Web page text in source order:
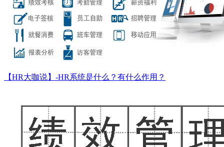
【HR大咖说】-HR系统是什么？有什么作用？